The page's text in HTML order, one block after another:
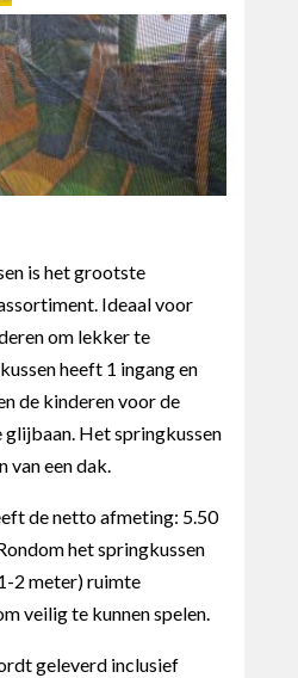
is het grootste
Ideaal voor
om lekker te
heeft 1 ingang en
de kinderen voor de
glijbaan. Het springkussen
van een dak.
de netto afmeting: 5.50
het springkussen
2 meter) ruimte
veilig te kunnen spelen.
geleverd inclusief